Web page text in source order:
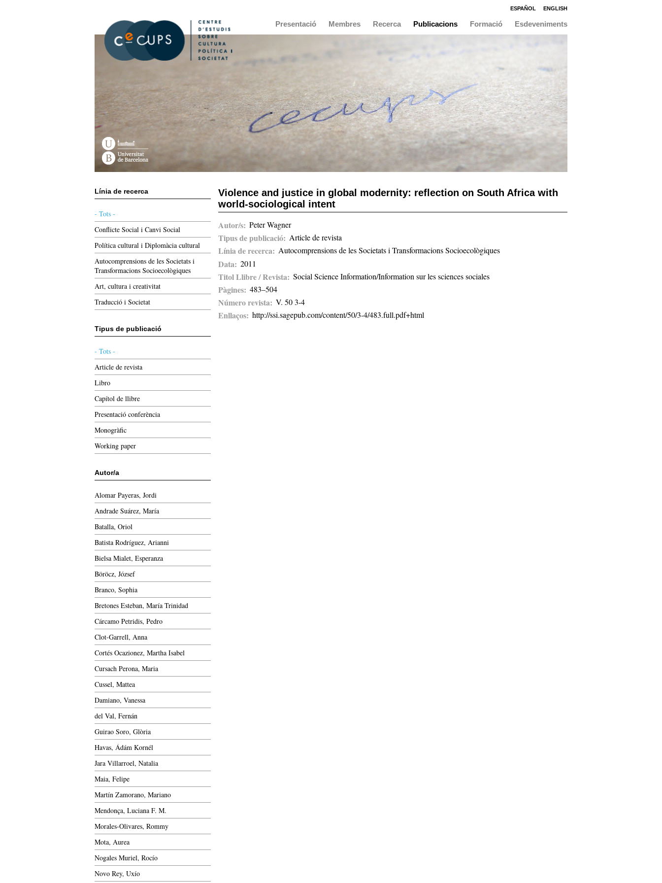
ESPAÑOL ENGLISH
MainPresentació Membres Recerca Publicacions Formació Esdeveniments
Violence and justice in global modernity: reflection on South Africa with
world-sociological intent
Autor/s Peter Wagner
Tipus de publicació Article de revista
Línia de recerca Autocomprensions de les Societats i Transformacions Socioecològiques
Data 2011
Titol Llibre / Revista Social Science Information/Information sur les sciences sociales
Pàgines 483–504
Número revista V. 50 3-4
Enllaços http://ssi.sagepub.com/content/50/3-4/483.full.pdf+html
Línia de recerca
- Tots -
Conflicte Social i Canvi Social
Política cultural i Diplomàcia cultural
Autocomprensions de les Societats i
Transformacions Socioecològiques
Art, cultura i creativitat
Traducció i Societat
Tipus de publicació
- Tots -
Article de revista
Libro
Capítol de llibre
Presentació conferència
Monogràfic
Working paper
Autor/a
Alomar Payeras, Jordi
Andrade Suárez, María
Batalla, Oriol
Batista Rodríguez, Arianni
Bielsa Mialet, Esperanza
Böröcz, József
Branco, Sophia
Bretones Esteban, María Trinidad
Cárcamo Petridis, Pedro
Clot-Garrell, Anna
Cortés Ocazionez, Martha Isabel
Cursach Perona, Maria
Cussel, Mattea
Damiano, Vanessa
del Val, Fernán
Guirao Soro, Glòria
Havas, Ádám Kornél
Jara Villarroel, Natalia
Maia, Felipe
Martín Zamorano, Mariano
Mendonça, Luciana F. M.
Morales-Olivares, Rommy
Mota, Aurea
Nogales Muriel, Rocío
Novo Rey, Uxío